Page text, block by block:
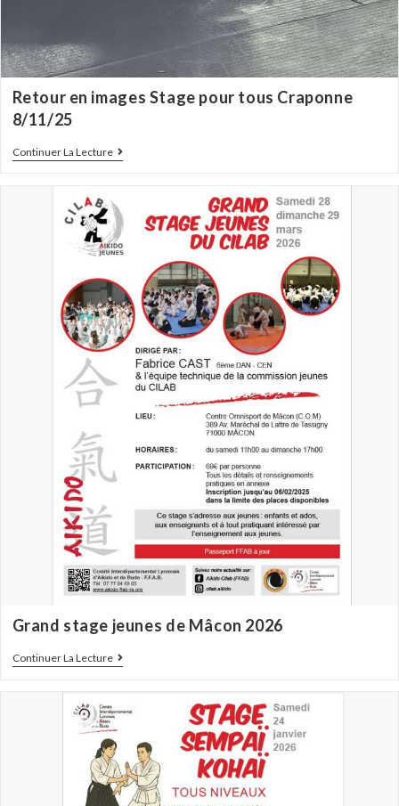
Retour en images Stage pour tous Craponne
8/11/25
Continuer La Lecture
Grand stage jeunes de Mâcon 2026
Continuer La Lecture